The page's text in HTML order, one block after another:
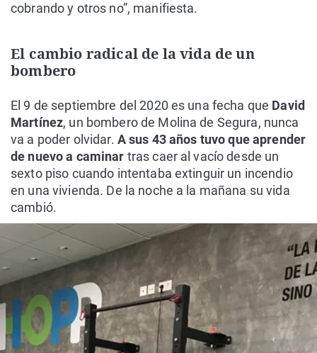
cobrando y otros no”, manifiesta.
El cambio radical de la vida de un
bombero
El 9 de septiembre del 2020 es una fecha que David
Martínez, un bombero de Molina de Segura, nunca
va a poder olvidar. A sus 43 años tuvo que aprender
de nuevo a caminar tras caer al vacío desde un
sexto piso cuando intentaba extinguir un incendio
en una vivienda. De la noche a la mañana su vida
cambió.